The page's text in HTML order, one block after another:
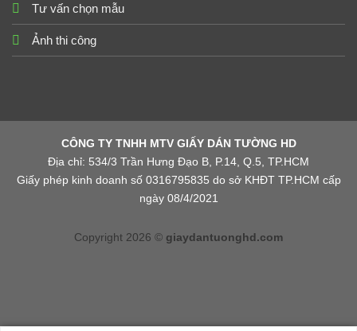
Tư vấn chọn mẫu
Ảnh thi công
CÔNG TY TNHH MTV GIẤY DÁN TƯỜNG HD
Địa chỉ: 534/3 Trần Hưng Đạo B, P.14, Q.5, TP.HCM
Giấy phép kinh doanh số 0316795835 do sở KHĐT TP.HCM cấp
ngày 08/4/2021
Copyright 2026 © giaydantuonghd.com